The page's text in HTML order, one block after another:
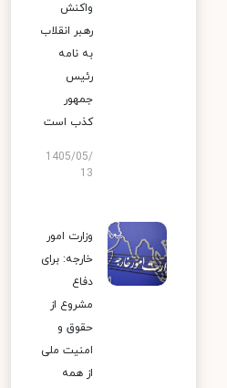
واکنش
رهبر انقلاب
به نامه
رئیس
جمهور
کذب است
1405/05/
13
وزارت امور
خارجه: برای
دفاع
مشروع از
حقوق و
امنیت ملی
از همه